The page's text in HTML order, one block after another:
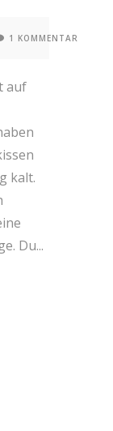
1 KOMMENTAR
auf
kalt.
Du...